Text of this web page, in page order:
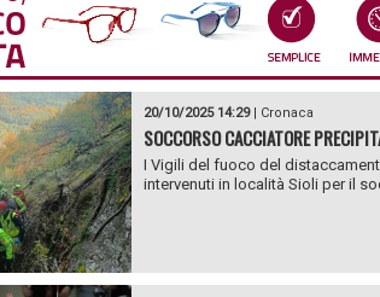
20/10/2025 14:29| Cronaca
SOCCORSO CACCIATORE
I Vigili del fuoco del
intervenuti in località Sioli per il